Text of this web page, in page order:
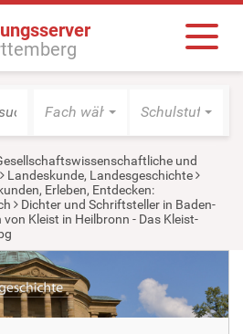
Fach wählen Schulstufe
und
Landeskunde, Landesgeschichte
Erleben, Entdecken:
Dichter und Schriftsteller in Baden-
von Kleist in Heilbronn - Das Kleist-